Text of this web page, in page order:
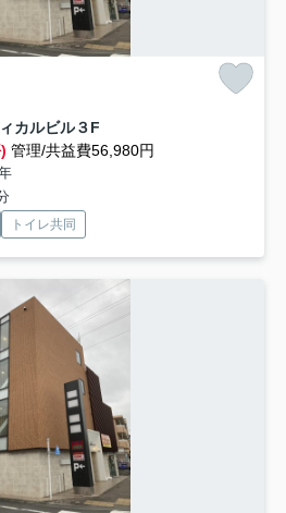
カルビル３F
管理/共益費56,980円
トイレ共同